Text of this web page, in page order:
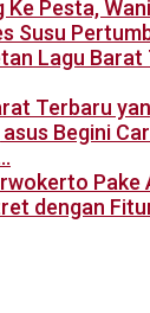
Ke Pesta,
Susu
Terbaru
Begini
Pake
dengan